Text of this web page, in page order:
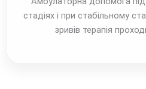
стадіях і при стабільному
зривів терапія